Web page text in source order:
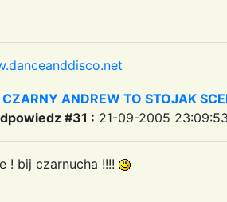
CZARNY ANDREW TO STOJAK
#31 : 21-09-2005
! bij czarnucha !!!!